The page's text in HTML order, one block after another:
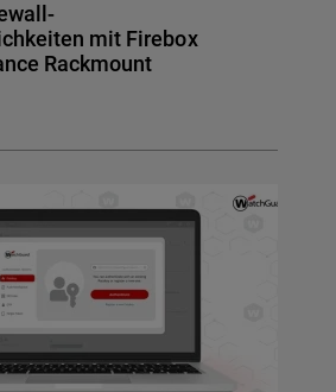
mit Firebox
Rackmount